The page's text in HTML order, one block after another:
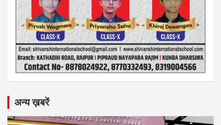
अन्य ख़बरें